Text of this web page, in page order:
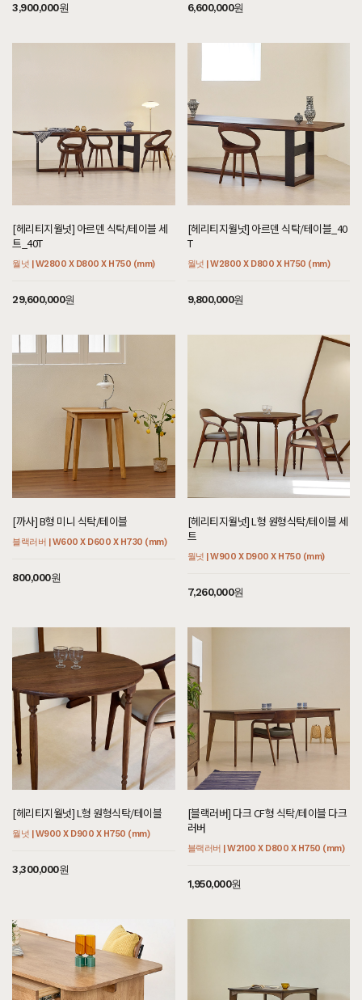
3,900,000원 6,600,000원
[헤리티지월넛] 아르덴 식탁/테이블 세
트_40T
월넛 | W2800 X D800 X H750 (mm)
29,600,000원
[헤리티지월넛] 아르덴 식탁/테이블_40
T
월넛 | W2800 X D800 X H750 (mm)
9,800,000원
[까사] B형 미니 식탁/테이블
블랙러버 | W600 X D600 X H730 (mm)
800,000원
[헤리티지월넛] L형 원형식탁/테이블 세
트
월넛 | W900 X D900 X H750 (mm)
7,260,000원
[헤리티지월넛] L형 원형식탁/테이블
월넛 | W900 X D900 X H750 (mm)
3,300,000원
[블랙러버] 다크 CF형 식탁/테이블 다크
러버
블랙러버 | W2100 X D800 X H750 (mm)
1,950,000원